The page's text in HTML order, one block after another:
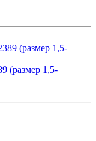
(размер 1,5-